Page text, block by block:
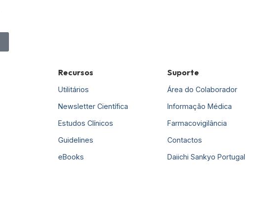
Recursos
Utilitários
Newsletter Científica
Estudos Clínicos
Guidelines
eBooks
Suporte
Área do Colaborador
Informação Médica
Farmacovigilância
Contactos
Daiichi Sankyo Portugal